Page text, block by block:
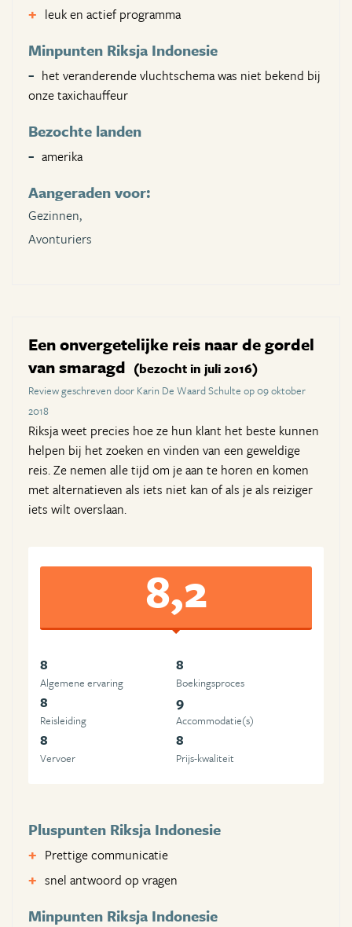
leuk en actief programma
Minpunten Riksja Indonesie
het veranderende vluchtschema was niet bekend bij
onze taxichauffeur
Bezochte landen
amerika
Aangeraden voor:
Gezinnen,
Avonturiers
Een onvergetelijke reis naar de gordel
van smaragd (bezocht in juli 2016)
Review geschreven door Karin De Waard Schulte op 09 oktober
2018
Riksja weet precies hoe ze hun klant het beste kunnen
helpen bij het zoeken en vinden van een geweldige
reis. Ze nemen alle tijd om je aan te horen en komen
met alternatieven als iets niet kan of als je als reiziger
iets wilt overslaan.
8,2
8
Algemene ervaring
8
Boekingsproces
8
Reisleiding
9
Accommodatie(s)
8
Vervoer
8
Prijs-kwaliteit
Pluspunten Riksja Indonesie
Prettige communicatie
snel antwoord op vragen
Minpunten Riksja Indonesie